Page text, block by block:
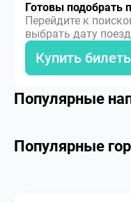
Готовы подобрать
Перейдите к
выбрать дату
Купить
Популярные
Популярные